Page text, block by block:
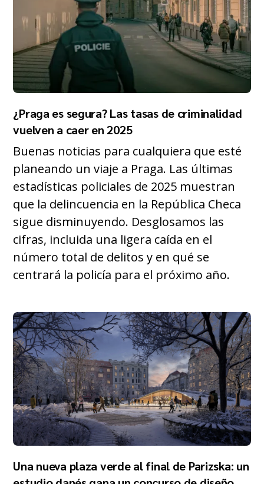
¿Praga es segura? Las tasas de criminalidad
vuelven a caer en 2025
Buenas noticias para cualquiera que esté
planeando un viaje a Praga. Las últimas
estadísticas policiales de 2025 muestran
que la delincuencia en la República Checa
sigue disminuyendo. Desglosamos las
cifras, incluida una ligera caída en el
número total de delitos y en qué se
centrará la policía para el próximo año.
Una nueva plaza verde al final de Parizska: un